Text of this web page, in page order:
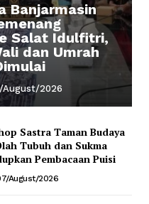
Banjarmasin
Salat Idulfitri,
dan Umrah
August/2026
Sastra Taman Budaya
Tubuh dan Sukma
Pembacaan Puisi
August/2026